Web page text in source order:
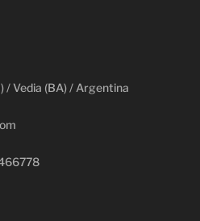
Vedia (BA) / Argentina